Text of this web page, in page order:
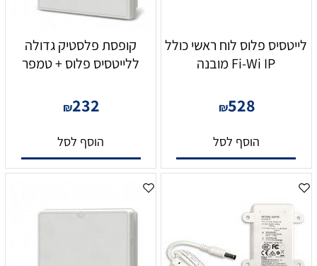
לייטסיס פלוס לוח ראשי כולל
Fi-Wi IP מובנה
₪528
הוסף לסל
קופסת פלסטיק גדולה
ללייטסיס פלוס + טמפר
₪232
הוסף לסל